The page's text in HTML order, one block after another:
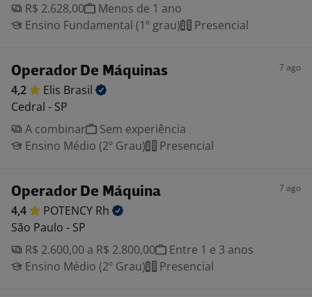
R$ 2.628,00
Menos de 1 ano
Ensino Fundamental (1º grau)
Presencial
Operador De Máquinas 7 ago
4,2 Elis Brasil
Cedral - SP
A combinar
Sem experiência
Ensino Médio (2º Grau)
Presencial
Operador De Máquina 7 ago
4,4 POTENCY Rh
São Paulo - SP
R$ 2.600,00 a R$ 2.800,00
Entre 1 e 3 anos
Ensino Médio (2º Grau)
Presencial